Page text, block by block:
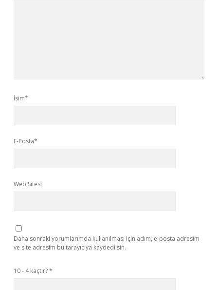
İsim*
E-Posta*
Web Sitesi
Daha sonraki yorumlarımda kullanılması için adım, e-posta adresim
ve site adresim bu tarayıcıya kaydedilsin.
10 - 4 kaçtır?*